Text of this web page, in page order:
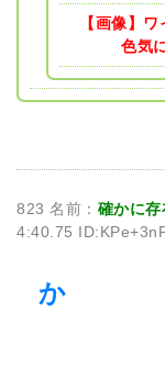
【画像】
色気
823 名前： 確かに存
4:40.75
か